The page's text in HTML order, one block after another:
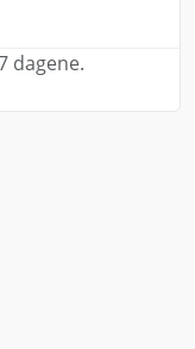
dagene.